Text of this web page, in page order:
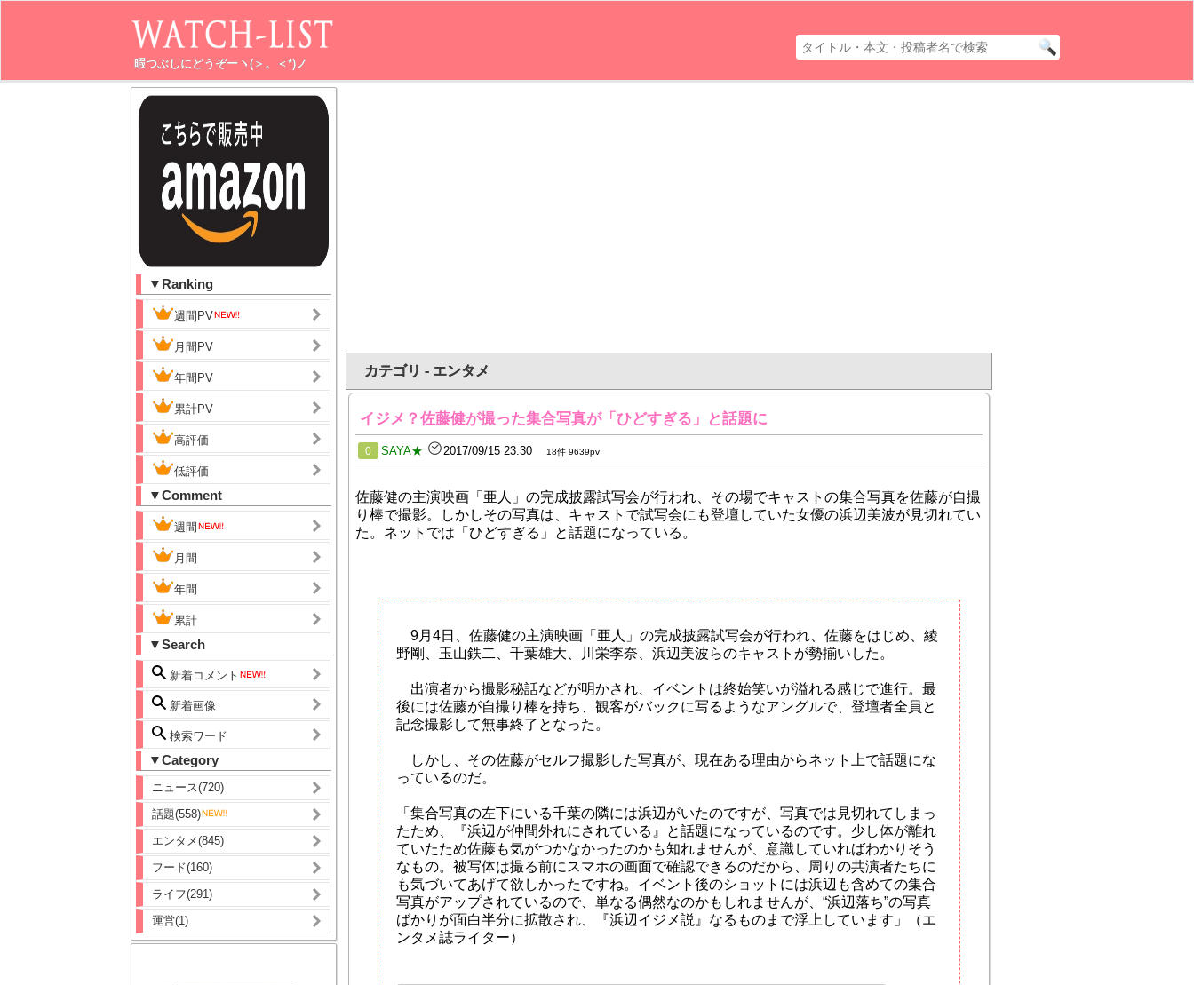
暇つぶしにどうぞーヽ(＞。＜*)ノ
▼Ranking
週間PV
月間PV
年間PV
累計PV
高評価
低評価
▼Comment
週間
月間
年間
累計
▼Search
新着コメント
新着画像
検索ワード
▼Category
ニュース(720)
話題(558)
エンタメ(845)
フード(160)
ライフ(291)
運営(1)
カテゴリ - エンタメ
イジメ？佐藤健が撮った集合写真が「ひどすぎる」と話題に
0 SAYA★ 2017/09/15 23:30 18件 9639pv
佐藤健の主演映画「亜人」の完成披露試写会が行われ、その場でキャストの集合写真を佐藤が自撮
り棒で撮影。しかしその写真は、キャストで試写会にも登壇していた女優の浜辺美波が見切れてい
た。ネットでは「ひどすぎる」と話題になっている。
9月4日、佐藤健の主演映画「亜人」の完成披露試写会が行われ、佐藤をはじめ、綾
野剛、玉山鉄二、千葉雄大、川栄李奈、浜辺美波らのキャストが勢揃いした。
出演者から撮影秘話などが明かされ、イベントは終始笑いが溢れる感じで進行。最
後には佐藤が自撮り棒を持ち、観客がバックに写るようなアングルで、登壇者全員と
記念撮影して無事終了となった。
しかし、その佐藤がセルフ撮影した写真が、現在ある理由からネット上で話題にな
っているのだ。
「集合写真の左下にいる千葉の隣には浜辺がいたのですが、写真では見切れてしまっ
たため、『浜辺が仲間外れにされている』と話題になっているのです。少し体が離れ
ていたため佐藤も気がつかなかったのかも知れませんが、意識していればわかりそう
なもの。被写体は撮る前にスマホの画面で確認できるのだから、周りの共演者たちに
も気づいてあげて欲しかったですね。イベント後のショットには浜辺も含めての集合
写真がアップされているので、単なる偶然なのかもしれませんが、“浜辺落ち”の写真
ばかりが面白半分に拡散され、『浜辺イジメ説』なるものまで浮上しています」（エ
ンタメ誌ライター）